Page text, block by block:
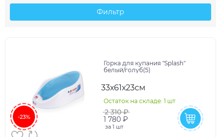
Фильтр
-23%
Горка для купания "Splash"
белый/голуб(5)
33х61х23см
Остаток на складе: 1 шт
2 310 ₽
1 780 ₽
за 1 шт